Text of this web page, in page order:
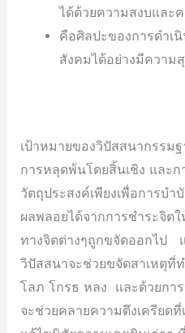
ได้ด้วยความสงบและ
คือศิลปะของการดำเ
สังคมได้อย่างมีความ
เป้าหมายของวิปัสสนากรรม
การหลุดพ้นโดยสิ้นเชิง และ
วัตถุประสงค์เพียงเพื่อการบ
ผลพลอยได้จากการชำระจิต
ทางจิตต่างๆถูกขจัดออกไป
วิปัสสนาจะช่วยขจัดสาเหตุที่
โลภ โกรธ หลง และด้วยกา
จะช่วยคลายความตึงเครียด